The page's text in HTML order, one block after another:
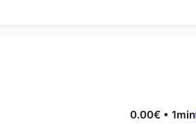
0.00€ • 1min